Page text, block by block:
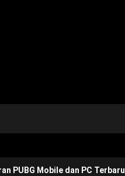
PUBG Mobile dan PC Terbaru